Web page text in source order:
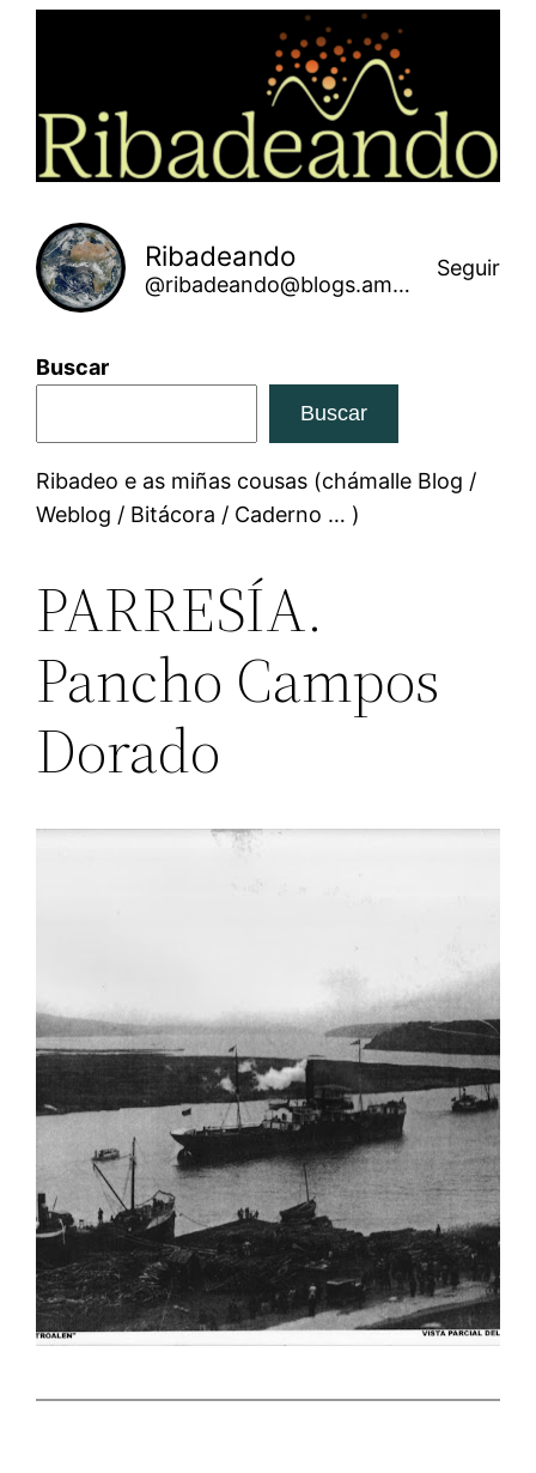
Ribadeando
@ribadeando@blogs.amarinha.gal
Seguir
Buscar
Buscar
Ribadeo e as miñas cousas (chámalle Blog /
Weblog / Bitácora / Caderno … )
PARRESÍA.
Pancho Campos
Dorado